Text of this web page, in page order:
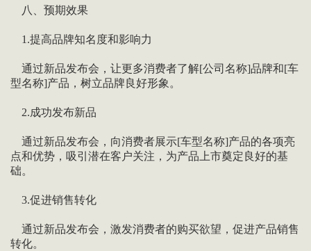
八、预期效果
1.提高品牌知名度和影响力
通过新品发布会，让更多消费者了解[公司名称]品牌和[车
型名称]产品，树立品牌良好形象。
2.成功发布新品
通过新品发布会，向消费者展示[车型名称]产品的各项亮
点和优势，吸引潜在客户关注，为产品上市奠定良好的基
础。
3.促进销售转化
通过新品发布会，激发消费者的购买欲望，促进产品销售
转化。